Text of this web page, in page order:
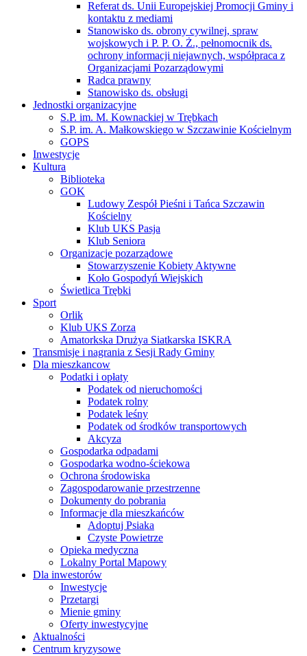
Referat ds. Unii Europejskiej Promocji Gminy i
kontaktu z mediami
Stanowisko ds. obrony cywilnej, spraw
wojskowych i P. P. O. Ż., pełnomocnik ds.
ochrony informacji niejawnych, współpraca z
Organizacjami Pozarządowymi
Radca prawny
Stanowisko ds. obsługi
Jednostki organizacyjne
S.P. im. M. Kownackiej w Trębkach
S.P. im. A. Małkowskiego w Szczawinie Kościelnym
GOPS
Inwestycje
Kultura
Biblioteka
GOK
Ludowy Zespół Pieśni i Tańca Szczawin
Kościelny
Klub UKS Pasja
Klub Seniora
Organizacje pozarządowe
Stowarzyszenie Kobiety Aktywne
Koło Gospodyń Wiejskich
Świetlica Trębki
Sport
Orlik
Klub UKS Zorza
Amatorkska Drużya Siatkarska ISKRA
Transmisje i nagrania z Sesji Rady Gminy
Dla mieszkancow
Podatki i opłaty
Podatek od nieruchomości
Podatek rolny
Podatek leśny
Podatek od środków transportowych
Akcyza
Gospodarka odpadami
Gospodarka wodno-ściekowa
Ochrona środowiska
Zagospodarowanie przestrzenne
Dokumenty do pobrania
Informacje dla mieszkańców
Adoptuj Psiaka
Czyste Powietrze
Opieka medyczna
Lokalny Portal Mapowy
Dla inwestorów
Inwestycje
Przetargi
Mienie gminy
Oferty inwestycyjne
Aktualności
Centrum kryzysowe